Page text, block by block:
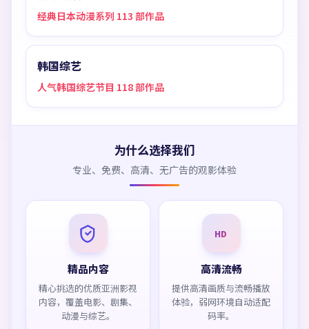
经典日本动漫系列 113 部作品
韩国综艺
人气韩国综艺节目 118 部作品
为什么选择我们
专业、免费、高清、无广告的观影体验
精品内容
精心挑选的优质亚洲影视
内容，覆盖电影、剧集、
动漫与综艺。
HD
高清流畅
提供高清画质与流畅播放
体验，弱网环境自动适配
码率。